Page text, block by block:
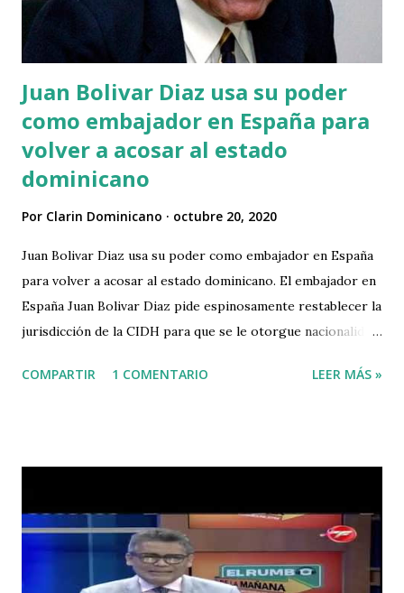
entre personas del mismo sexo, pero jamás se había
pronunciado a favor de las uniones civiles desde su e...
Juan Bolivar Diaz usa su poder
como embajador en España para
volver a acosar al estado
dominicano
Por Clarin Dominicano octubre 20, 2020
Juan Bolivar Diaz usa su poder como embajador en España
para volver a acosar al estado dominicano. El embajador en
España Juan Bolivar Diaz pide espinosamente restablecer la
jurisdicción de la CIDH para que se le otorgue nacionalidad
en el periódico Hoy , de fecha 17 de octubre de 2020, Juan
Congreso Nacional ratifique la competencia de la Corte, ya
contenida en la Convención Americana sobre Derechos
Humanos, acogiendo ese requisito de la sentencia 256-14
del Tribunal Constitucional". Es un extenso artículo en el
COMPARTIR 1 COMENTARIO LEER MÁS »